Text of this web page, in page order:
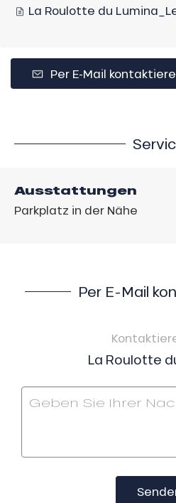
La Roulotte du
Per E-Mail
Ausstattungen
Parkplatz in der Nähe
Per E-Mail
La Roulotte